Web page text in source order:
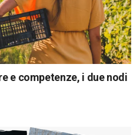
e competenze, i due nodi